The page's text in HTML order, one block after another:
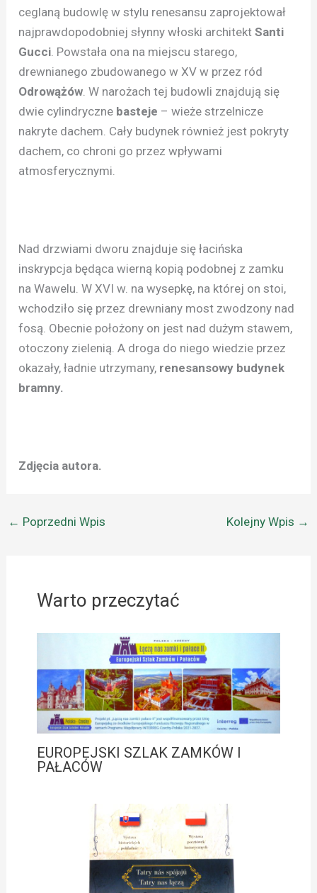
ceglaną budowlę w stylu renesansu zaprojektował
najprawdopodobniej słynny włoski architektSanti
Gucci . Powstała ona na miejscu starego,
drewnianego zbudowanego w XV w przez ród
Odrowążów . W narożach tej budowli znajdują się
dwie cylindryczne basteje – wieże strzelnicze
nakryte dachem. Cały budynek również jest pokryty
dachem, co chroni go przez wpływami
atmosferycznymi.
Nad drzwiami dworu znajduje się łacińska
inskrypcja będąca wierną kopią podobnej z zamku
na Wawelu. W XVI w. na wysepkę, na której on stoi,
wchodziło się przez drewniany most zwodzony nad
fosą. Obecnie położony on jest nad dużym stawem,
otoczony zielenią. A droga do niego wiedzie przez
okazały, ładnie utrzymany, renesansowy budynek
bramny.
Zdjęcia autora.
← Poprzedni Wpis Kolejny Wpis →
Warto przeczytać
EUROPEJSKI SZLAK ZAMKÓW I
PAŁACÓW